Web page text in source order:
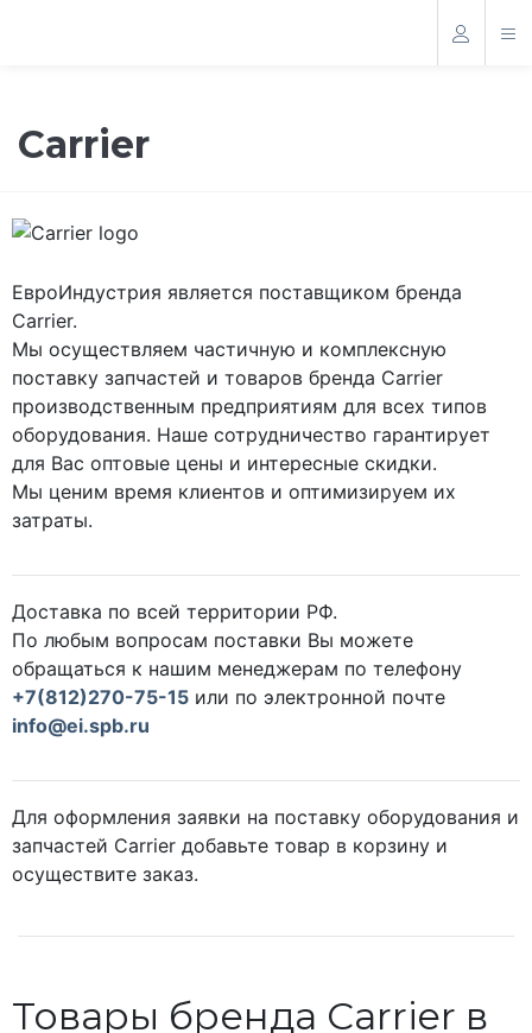
Carrier
ЕвроИндустрия является поставщиком бренда
Carrier.
Мы осуществляем частичную и комплексную
поставку запчастей и товаров бренда Carrier
производственным предприятиям для всех типов
оборудования. Наше сотрудничество гарантирует
для Вас оптовые цены и интересные скидки.
Мы ценим время клиентов и оптимизируем их
затраты.
Доставка по всей территории РФ.
По любым вопросам поставки Вы можете
обращаться к нашим менеджерам по телефону
+7(812)270-75-15 или по электронной почте
info@ei.spb.ru
Для оформления заявки на поставку оборудования и
запчастей Carrier добавьте товар в корзину и
осуществите заказ.
Товары бренда Carrier в